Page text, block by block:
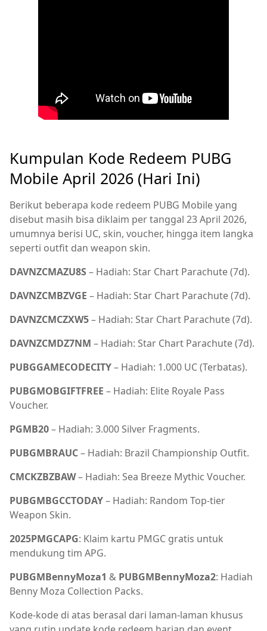
Kumpulan Kode Redeem PUBG
Mobile April 2026 (Hari Ini)
Berikut beberapa kode redeem PUBG Mobile yang
disebut masih bisa diklaim per tanggal 23 April 2026,
umumnya berisi UC, skin, voucher, hingga item langka
seperti outfit dan weapon skin.
DAVNZCMAZU8S – Hadiah: Star Chart Parachute (7d).
DAVNZCMBZVGE – Hadiah: Star Chart Parachute (7d).
DAVNZCMCZXW5– Hadiah: Star Chart Parachute (7d).
DAVNZCMDZ7NM – Hadiah: Star Chart Parachute (7d).
PUBGGAMECODECITY– Hadiah: 1.000 UC (Terbatas).
PUBGMOBGIFTFREE – Hadiah: Elite Royale Pass
Voucher.
PGMB20– Hadiah: 3.000 Silver Fragments.
PUBGMBRAUC– Hadiah: Brazil Championship Outfit.
CMCKZBZBAW– Hadiah: Sea Breeze Mythic Voucher.
PUBGMBGCCTODAY– Hadiah: Random Top-tier
Weapon Skin.
2025PMGCAPG: Klaim kartu PMGC gratis untuk
mendukung tim APG.
PUBGMBennyMoza1 & PUBGMBennyMoza2: Hadiah
Benny Moza Collection Packs.
Kode‑kode di atas berasal dari laman‑laman khusus